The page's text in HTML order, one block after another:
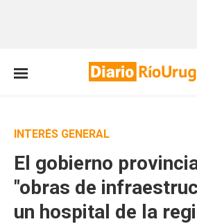
INTERÉS GENERAL
El gobierno
"obras de
un hospital de la